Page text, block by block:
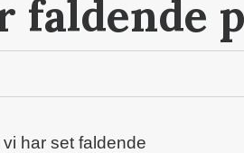
faldende
har set faldende